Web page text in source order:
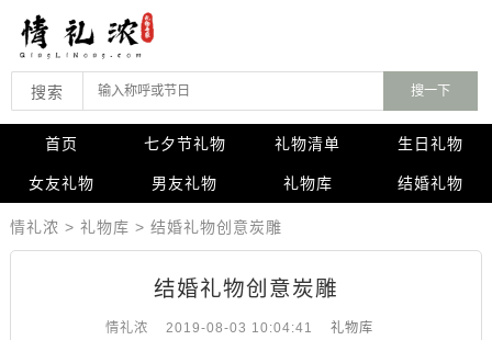
搜索
首页 七夕节礼物 礼物清单 生日礼物
女友礼物 男友礼物 礼物库 结婚礼物
情礼浓 > 礼物库 > 结婚礼物创意炭雕
结婚礼物创意炭雕
情礼浓 2019-08-03 10:04:41 礼物库